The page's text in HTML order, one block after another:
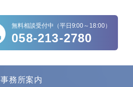
無料相談受付中（平日9:00～18:00）
058-213-2780
事務所案内